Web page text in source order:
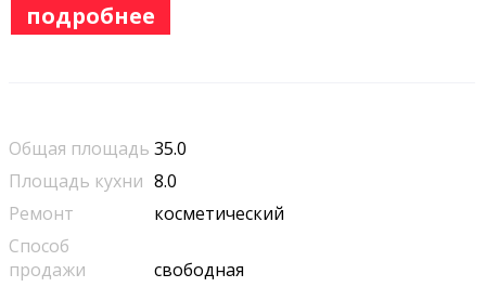
подробнее
Общая площадь 35.0
Площадь кухни 8.0
Ремонт
косметический
Способ
продажи
свободная